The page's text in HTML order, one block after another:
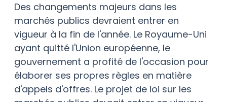
Des changements majeurs dans les
marchés publics devraient entrer en
vigueur à la fin de l'année. Le Royaume-Uni
ayant quitté l'Union européenne, le
gouvernement a profité de l'occasion pour
élaborer ses propres règles en matière
d'appels d'offres. Le projet de loi sur les